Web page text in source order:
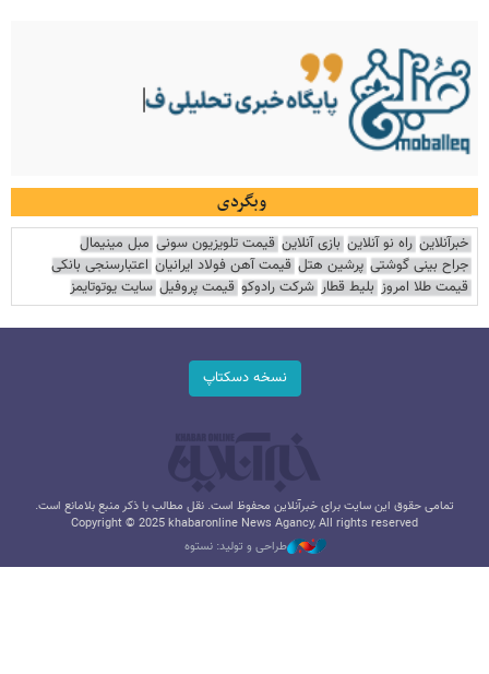
وبگردی
خبرآنلاین راه نو آنلاین بازی آنلاین قیمت تلویزیون سونی مبل مینیمال
جراح بینی گوشتی پرشین هتل قیمت آهن فولاد ایرانیان اعتبارسنجی بانکی
قیمت طلا امروز بلیط قطار شرکت رادوکو قیمت پروفیل سایت یوتوتایمز
نسخه دسکتاپ
تمامی حقوق این سایت برای خبرآنلاین محفوظ است. نقل مطالب با ذکر منبع بلامانع است.
Copyright © 2025 khabaronline News Agancy, All rights reserved
طراحی و تولید: نستوه